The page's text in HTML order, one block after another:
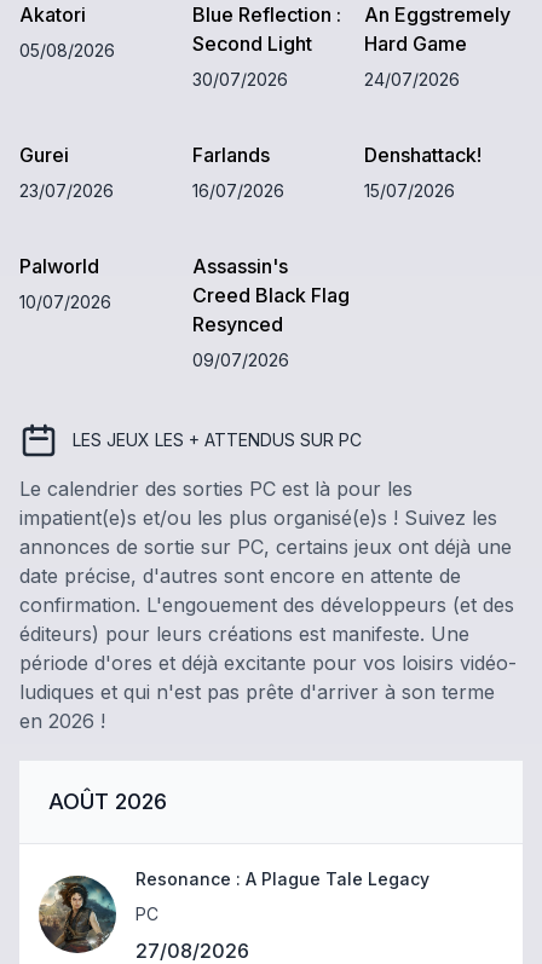
Akatori
05/08/2026
Blue Reflection :
Second Light
30/07/2026
An Eggstremely
Hard Game
24/07/2026
Gurei
23/07/2026
Farlands
16/07/2026
Denshattack!
15/07/2026
Palworld
10/07/2026
Assassin's
Creed Black Flag
Resynced
09/07/2026
LES JEUX LES + ATTENDUS SUR PC
Le calendrier des sorties PC est là pour les
impatient(e)s et/ou les plus organisé(e)s ! Suivez les
annonces de sortie sur PC, certains jeux ont déjà une
date précise, d'autres sont encore en attente de
confirmation. L'engouement des développeurs (et des
éditeurs) pour leurs créations est manifeste. Une
période d'ores et déjà excitante pour vos loisirs vidéo-
ludiques et qui n'est pas prête d'arriver à son terme
en 2026 !
AOÛT 2026
Resonance : A Plague Tale Legacy
PC
27/08/2026